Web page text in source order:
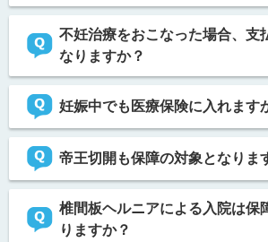
不妊治療をおこなった場合、支
なりますか？
妊娠中でも医療保険に入れます
帝王切開も保障の対象となりま
椎間板ヘルニアによる入院は保
りますか？